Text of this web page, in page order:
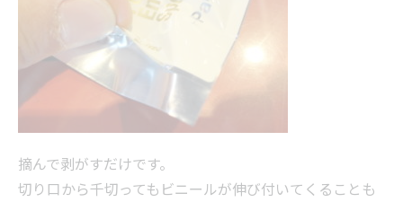
摘んで剥がすだけです。
切り口から千切ってもビニールが伸び付いてくることも